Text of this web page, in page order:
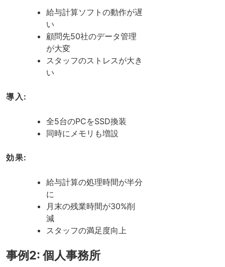
給与計算ソフトの動作が遅
い
顧問先50社のデータ管理
が大変
スタッフのストレスが大き
い
導入:
全5台のPCをSSD換装
同時にメモリも増設
効果:
給与計算の処理時間が半分
に
月末の残業時間が30%削
減
スタッフの満足度向上
事例2: 個人事務所